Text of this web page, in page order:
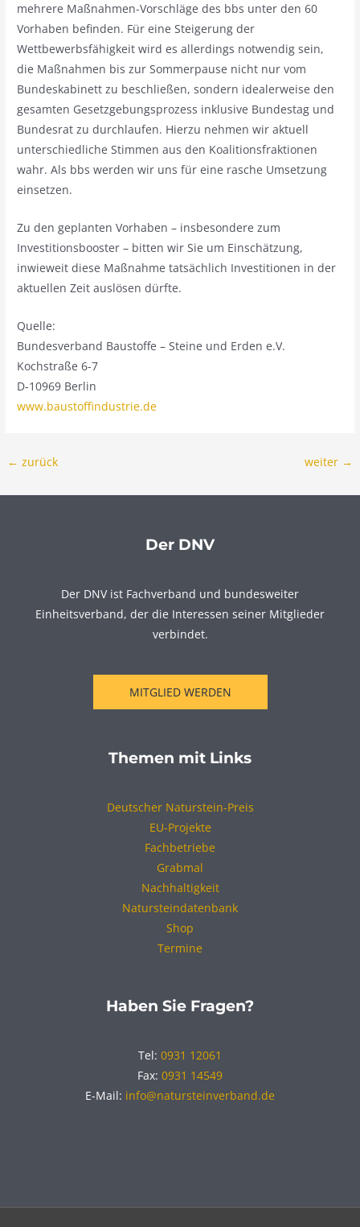
mehrere Maßnahmen-Vorschläge des bbs unter den 60
Vorhaben befinden. Für eine Steigerung der
Wettbewerbsfähigkeit wird es allerdings notwendig sein,
die Maßnahmen bis zur Sommerpause nicht nur vom
Bundeskabinett zu beschließen, sondern idealerweise den
gesamten Gesetzgebungsprozess inklusive Bundestag und
Bundesrat zu durchlaufen. Hierzu nehmen wir aktuell
unterschiedliche Stimmen aus den Koalitionsfraktionen
wahr. Als bbs werden wir uns für eine rasche Umsetzung
einsetzen.
Zu den geplanten Vorhaben – insbesondere zum
Investitionsbooster – bitten wir Sie um Einschätzung,
inwieweit diese Maßnahme tatsächlich Investitionen in der
aktuellen Zeit auslösen dürfte.
Quelle:
Bundesverband Baustoffe – Steine und Erden e.V.
Kochstraße 6-7
D-10969 Berlin
www.baustoffindustrie.de
← zurück weiter →
Der DNV
Der DNV ist Fachverband und bundesweiter
Einheitsverband, der die Interessen seiner Mitglieder
verbindet.
MITGLIED WERDEN
Themen mit Links
Deutscher Naturstein-Preis
EU-Projekte
Fachbetriebe
Grabmal
Nachhaltigkeit
Natursteindatenbank
Shop
Termine
Haben Sie Fragen?
Tel: 0931 12061
Fax: 0931 14549
E-Mail: info@natursteinverband.de